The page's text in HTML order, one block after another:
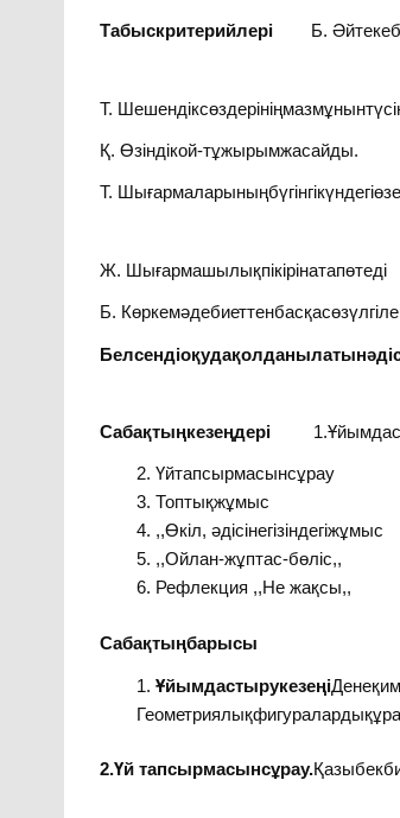
Табыскритерийлері Б.
Т.
Қ. Өзіндікой-тұжырымжасайды.
Т.
Ж. Шығармашылықпікірінатапөтеді
Б.
Сабақтыңкезеңдері
Үйтапсырмасынсұрау
Топтықжұмыс
,,Өкіл, әдісінегізіндегіжұмыс
,,Ойлан-жұптас-бөліс,,
Рефлекция ,,Не жақсы,,
Сабақтыңбарысы
Ұйымдастырукезеңі
2.Үй тапсырмасынсұрау.